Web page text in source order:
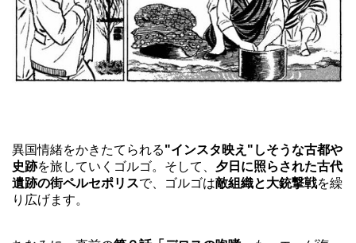
異国情緒をかきたてられる"インスタ映え"しそうな古都や
史跡を旅していくゴルゴ。そして、 夕日に照らされた古代
遺跡の街ペルセポリスで、ゴルゴは敵組織と大銃撃戦を繰
り広げます。